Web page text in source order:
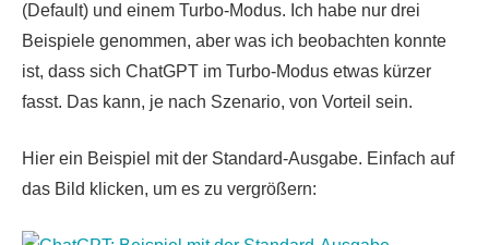
(Default) und einem Turbo-Modus. Ich habe nur drei
Beispiele genommen, aber was ich beobachten konnte
ist, dass sich ChatGPT im Turbo-Modus etwas kürzer
fasst. Das kann, je nach Szenario, von Vorteil sein.
Hier ein Beispiel mit der Standard-Ausgabe. Einfach auf
das Bild klicken, um es zu vergrößern: